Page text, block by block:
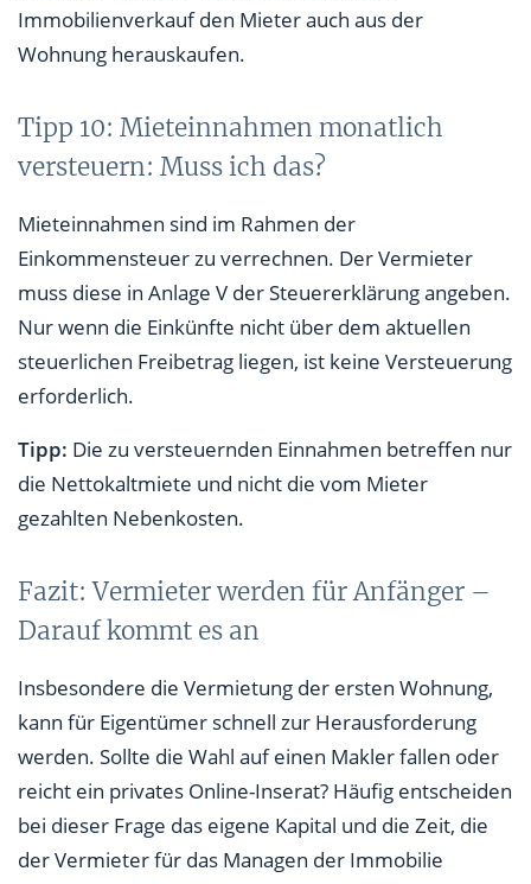
Immobilienverkauf den Mieter auch aus der
Wohnung herauskaufen.
Tipp 10: Mieteinnahmen monatlich
versteuern: Muss ich das?
Mieteinnahmen sind im Rahmen der
Einkommensteuer zu verrechnen. Der Vermieter
muss diese in Anlage V der Steuererklärung angeben.
Nur wenn die Einkünfte nicht über dem aktuellen
steuerlichen Freibetrag liegen, ist keine Versteuerung
erforderlich.
Tipp: Die zu versteuernden Einnahmen betreffen nur
die Nettokaltmiete und nicht die vom Mieter
gezahlten Nebenkosten.
Fazit: Vermieter werden für Anfänger –
Darauf kommt es an
Insbesondere die Vermietung der ersten Wohnung,
kann für Eigentümer schnell zur Herausforderung
werden. Sollte die Wahl auf einen Makler fallen oder
reicht ein privates Online-Inserat? Häufig entscheiden
bei dieser Frage das eigene Kapital und die Zeit, die
der Vermieter für das Managen der Immobilie